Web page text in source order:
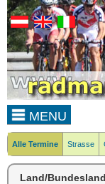
MENU
Alle Termine Strasse
Land/Bundesland